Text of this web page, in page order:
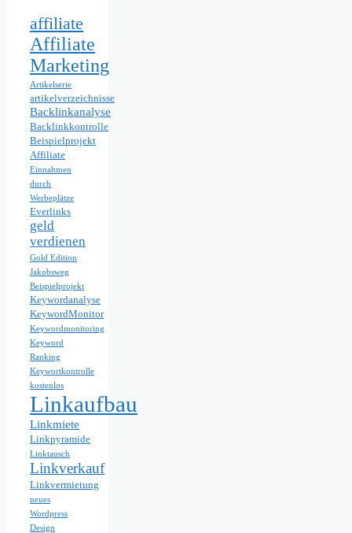
affiliate
Affiliate
Marketing
Artikelserie
artikelverzeichnisse
Backlinkanalyse
Backlinkkontrolle
Beispielprojekt
Affiliate
Einnahmen
durch
Werbeplätze
Everlinks
geld
verdienen
Gold Edition
Jakobsweg
Beispielprojekt
Keywordanalyse
KeywordMonitor
Keywordmonitoring
Keyword
Ranking
Keywortkontrolle
kostenlos
Linkaufbau
Linkmiete
Linkpyramide
Linktausch
Linkverkauf
Linkvermietung
neues
Wordpress
Design